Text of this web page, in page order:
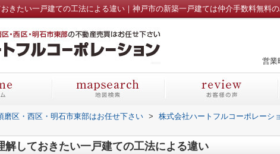
きたい一戸建ての工法による違い｜神戸市の新築一戸建ては仲介手数料無料
営業
磨区・西区・明石市東部はお任せ下さい > 株式会社ハートフルコーポレーシ
解しておきたい一戸建ての工法による違い